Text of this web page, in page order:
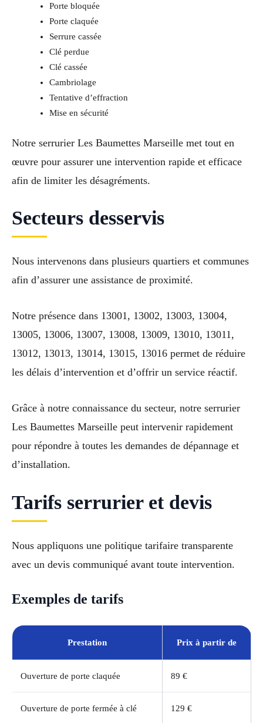
Porte bloquée
Porte claquée
Serrure cassée
Clé perdue
Clé cassée
Cambriolage
Tentative d’effraction
Mise en sécurité
Notre serrurier Les Baumettes Marseille met tout en
œuvre pour assurer une intervention rapide et efficace
afin de limiter les désagréments.
Secteurs desservis
Nous intervenons dans plusieurs quartiers et communes
afin d’assurer une assistance de proximité.
Notre présence dans 13001, 13002, 13003, 13004,
13005, 13006, 13007, 13008, 13009, 13010, 13011,
13012, 13013, 13014, 13015, 13016 permet de réduire
les délais d’intervention et d’offrir un service réactif.
Grâce à notre connaissance du secteur, notre serrurier
Les Baumettes Marseille peut intervenir rapidement
pour répondre à toutes les demandes de dépannage et
d’installation.
Tarifs serrurier et devis
Nous appliquons une politique tarifaire transparente
avec un devis communiqué avant toute intervention.
Exemples de tarifs
Prestation Prix à partir de
Ouverture de porte claquée 89 €
Ouverture de porte fermée à clé 129 €